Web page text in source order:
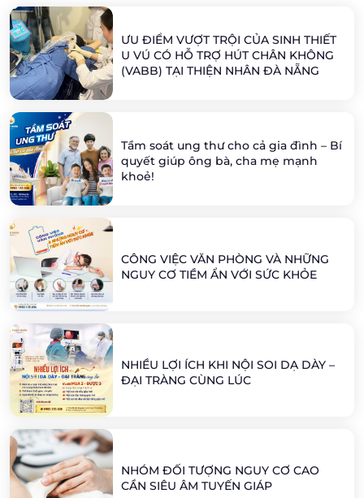
ƯU ĐIỂM VƯỢT TRỘI CỦA SINH THIẾT
U VÚ CÓ HỖ TRỢ HÚT CHÂN KHÔNG
(VABB) TẠI THIỆN NHÂN ĐÀ NẴNG
Tầm soát ung thư cho cả gia đình – Bí
quyết giúp ông bà, cha mẹ mạnh
khoẻ!
CÔNG VIỆC VĂN PHÒNG VÀ NHỮNG
NGUY CƠ TIỀM ẨN VỚI SỨC KHỎE
NHIỀU LỢI ÍCH KHI NỘI SOI DẠ DÀY –
ĐẠI TRÀNG CÙNG LÚC
NHÓM ĐỐI TƯỢNG NGUY CƠ CAO
CẦN SIÊU ÂM TUYẾN GIÁP